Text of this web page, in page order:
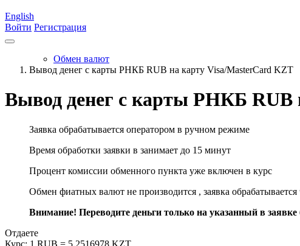
English
Войти Регистрация
Обмен валют
Вывод денег с карты РНКБ RUB на карту Visa/MasterCard KZT
Вывод денег с карты РНКБ RUB
Заявка обрабатывается оператором в ручном режиме
Время обработки заявки в занимает до 15 минут
Процент комиссии обменного пункта уже включен в курс
Обмен фиатных валют не производится , заявка
Внимание! Переводите деньги только на указанный в
Отдаете
Курс: 1 RUB = 5.2516978 KZT